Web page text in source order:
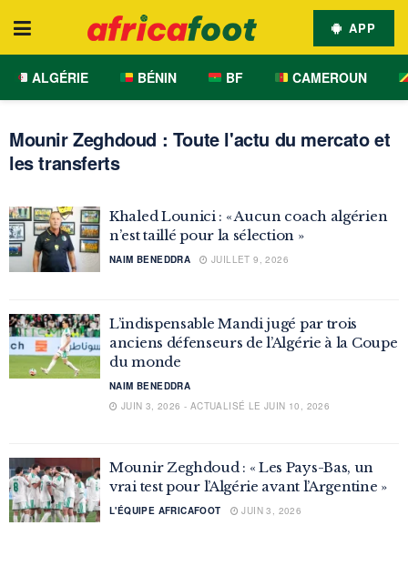
APP
ALGÉRIE BÉNIN BF CAMEROUN
Mounir Zeghdoud : Toute l'actu du mercato et
les transferts
Khaled Lounici : « Aucun coach algérien
n’est taillé pour la sélection »
NAIM BENEDDRA JUILLET 9, 2026
L’indispensable Mandi jugé par trois
anciens défenseurs de l’Algérie à la Coupe
du monde
NAIM BENEDDRA
JUIN 3, 2026 - ACTUALISÉ LE JUIN 10, 2026
Mounir Zeghdoud : « Les Pays-Bas, un
vrai test pour l’Algérie avant l’Argentine »
L'ÉQUIPE AFRICAFOOT JUIN 3, 2026